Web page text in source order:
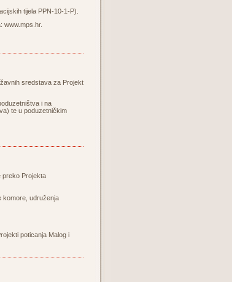
tijela PPN-10-1-P).
www.mps.hr.
sredstava za Projekt
i na
te u poduzetničkim
preko Projekta
komore, udruženja
poticanja Malog i